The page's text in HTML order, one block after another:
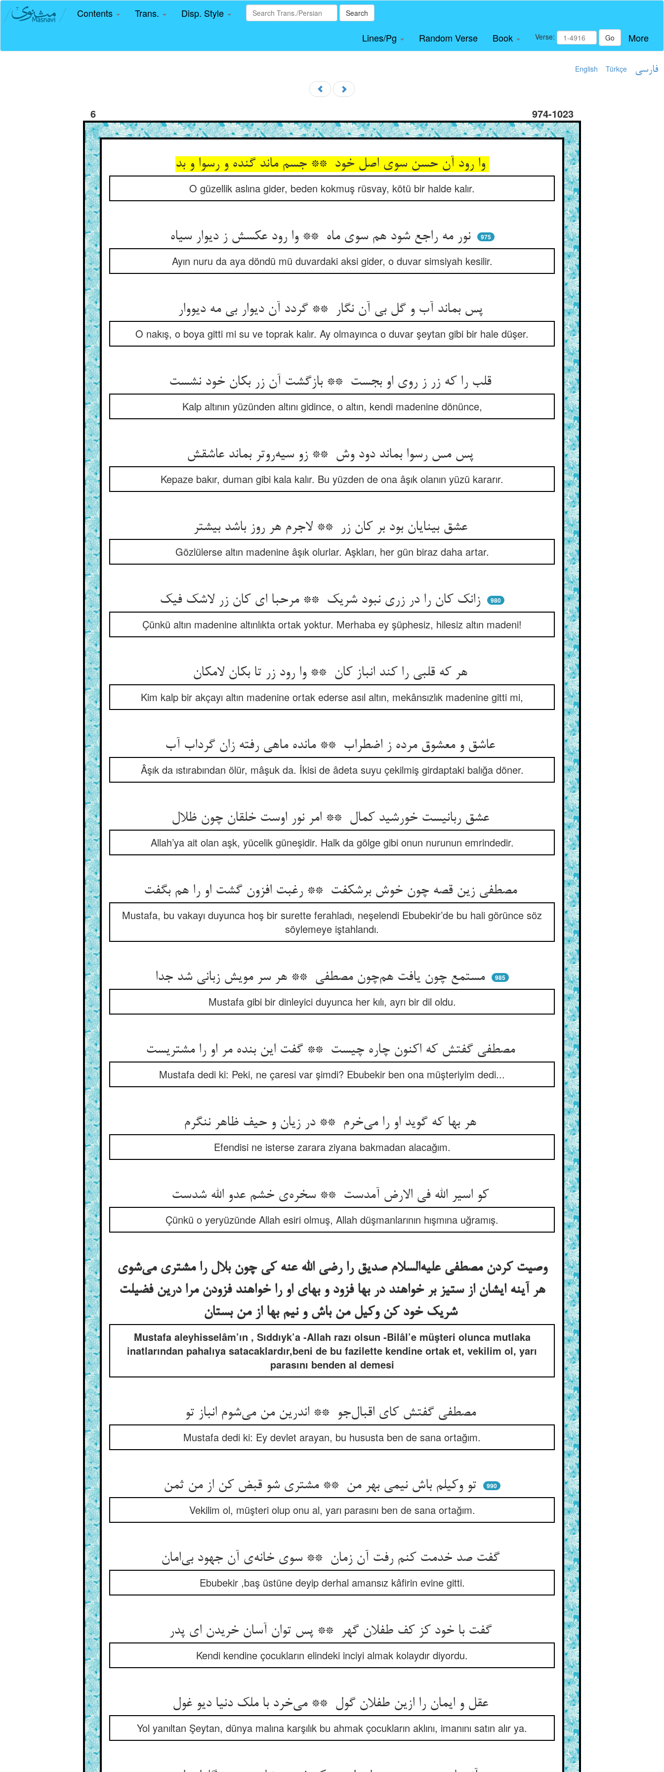
Contents Trans. Disp. Style Search
Lines/Pg Random Verse Book Verse: Go More
English Türkçe فارسی
6 974-1023
وا رود آن حسن سوی اصل خود ** جسم ماند گنده و رسوا و بد
O güzellik aslına gider, beden kokmuş rüsvay, kötü bir halde kalır.
نور مه راجع شود هم سوی ماه ** وا رود عکسش ز دیوار سیاه 975
Ayın nuru da aya döndü mü duvardaki aksi gider, o duvar simsiyah kesilir.
پس بماند آب و گل بی آن نگار ** گردد آن دیوار بی مه دیووار
O nakış, o boya gitti mi su ve toprak kalır. Ay olmayınca o duvar şeytan gibi bir hale düşer.
قلب را که زر ز روی او بجست ** بازگشت آن زر بکان خود نشست
Kalp altının yüzünden altını gidince, o altın, kendi madenine dönünce,
Kepaze bakır, duman gibi kala kalır. Bu yüzden de ona âşık olanın yüzü kararır.
عشق بینایان بود بر کان زر ** لاجرم هر روز باشد بیشتر
Gözlülerse altın madenine âşık olurlar. Aşkları, her gün biraz daha artar.
980
Çünkü altın madenine altınlıkta ortak yoktur. Merhaba ey şüphesiz, hilesiz altın madeni!
Kim kalp bir akçayı altın madenine ortak ederse asıl altın, mekânsızlık madenine gitti mi,
Âşık da ıstırabından ölür, mâşuk da. İkisi de âdeta suyu çekilmiş girdaptaki balığa döner.
عشق ربانیست خورشید کمال ** امر نور اوست خلقان چون ظلال
Allah’ya ait olan aşk, yücelik güneşidir. Halk da gölge gibi onun nurunun emrindedir.
مصطفی زین قصه چون خوش برشکفت ** رغبت افزون گشت او را هم بگفت
Mustafa, bu vakayı duyunca hoş bir surette ferahladı, neşelendi Ebubekir’de bu hali görünce söz
söylemeye iştahlandı.
مستمع چون یافت هم‌چون مصطفی ** هر سر مویش زبانی شد جدا 985
Mustafa gibi bir dinleyici duyunca her kılı, ayrı bir dil oldu.
مصطفی گفتش که اکنون چاره چیست ** گفت این بنده مر او را مشتریست
Mustafa dedi ki: Peki, ne çaresi var şimdi? Ebubekir ben ona müşteriyim dedi...
Efendisi ne isterse zarara ziyana bakmadan alacağım.
Çünkü o yeryüzünde Allah esiri olmuş, Allah düşmanlarının hışmına uğramış.
وصیت کردن مصطفی علیه‌السلام صدیق را رضی الله عنه کی چون بلال را مشتری می‌شوی
هر آینه ایشان از ستیز بر خواهند در بها فزود و بهای او را خواهند فزودن مرا درین فضیلت
شریک خود کن وکیل من باش و نیم بها از من بستان
Mustafa aleyhisselâm’ın , Sıddıyk’a -Allah razı olsun -Bilâl’e müşteri olunca mutlaka
inatlarından pahalıya satacaklardır,beni de bu fazilette kendine ortak et, vekilim ol, yarı
parasını benden al demesi
مصطفی گفتش کای اقبال‌جو ** اندرین من می‌شوم انباز تو
Mustafa dedi ki: Ey devlet arayan, bu hususta ben de sana ortağım.
990
Vekilim ol, müşteri olup onu al, yarı parasını ben de sana ortağım.
گفت صد خدمت کنم رفت آن زمان ** سوی خانه‌ی آن جهود بی‌امان
Ebubekir ,baş üstüne deyip derhal amansız kâfirin evine gitti.
گفت با خود کز کف طفلان گهر ** پس توان آسان خریدن ای پدر
Kendi kendine çocukların elindeki inciyi almak kolaydır diyordu.
عقل و ایمان را ازین طفلان گول ** می‌خرد با ملک دنیا دیو غول
Yol yanıltan Şeytan, dünya malına karşılık bu ahmak çocukların aklını, imanını satın alır ya.